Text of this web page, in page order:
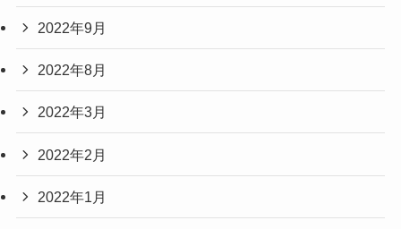
2022年9月
2022年8月
2022年3月
2022年2月
2022年1月